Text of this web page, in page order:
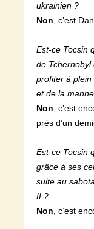
ukrainien ?
Non , c’est
Est-ce Tocsin
de Tchernobyl
profiter à
et de la
Non , c’est
près d’un
Est-ce Tocsin
grâce à ses
suite au
II ?
Non , c’est